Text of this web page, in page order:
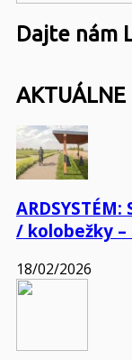
Dajte nám
AKTUÁLNE
/ kolobežky
18/02/2026